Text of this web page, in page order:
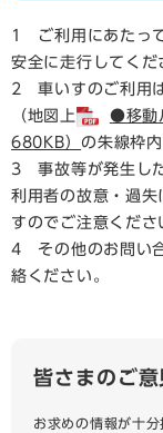
1 ご利用にあたっ
安全に走行してくだ
2 車いすのご利用
（地図上
●移動
680KB） の朱線枠
3 事故等が発生し
利用者の故意・過失
すのでご注意くださ
4 その他のお問い
絡ください。
皆さまのご
お求めの情報が十